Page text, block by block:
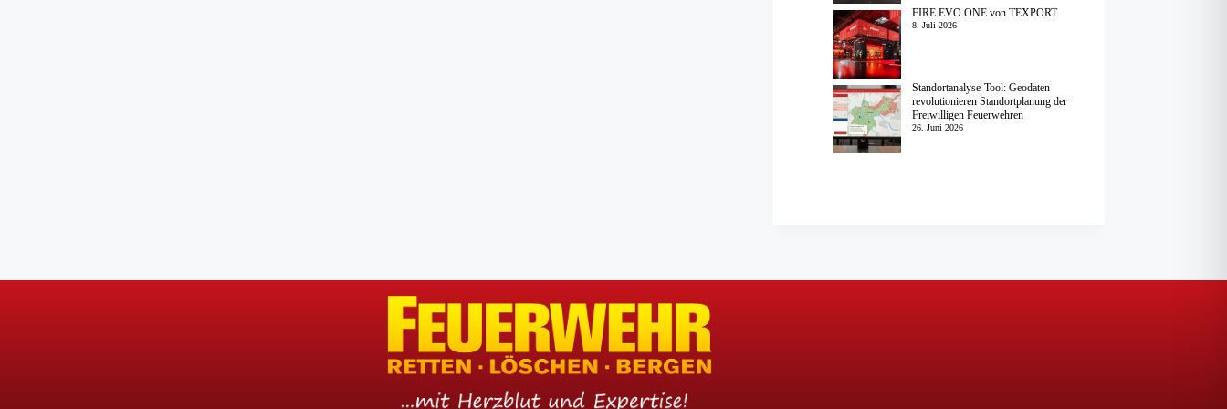
FIRE EVO ONE von TEXPORT
8. Juli 2026
Standortanalyse-Tool: Geodaten
revolutionieren Standortplanung der
Freiwilligen Feuerwehren
26. Juni 2026